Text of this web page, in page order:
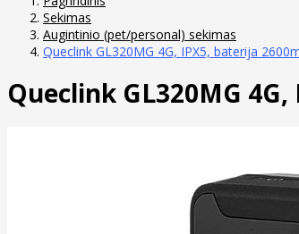
Sekimas
Augintinio (pet/personal) sekimas
Queclink GL320MG 4G, IPX5, baterija
Queclink GL320MG